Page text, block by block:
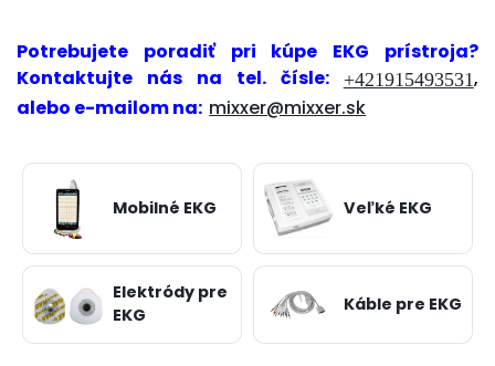
Potrebujete poradiť pri kúpe EKG prístroja?
Kontaktujte nás
na tel. čísle: +421915493531,
alebo e-mailom na: mixxer@mixxer.sk
Mobilné EKG Veľké EKG
Elektródy pre
EKG
Káble pre EKG